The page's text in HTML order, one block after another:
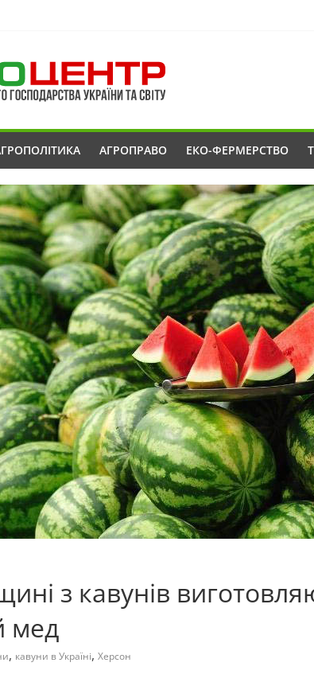
АГРОПРАВО ЕКО-ФЕРМЕРСТВО
з кавунів
мед
, кавуни в Україні, Херсон